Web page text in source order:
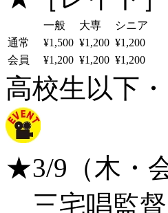
一般 大専
シニア
通常
¥1,500 ¥1,200 ¥1,200
会員
¥1,200 ¥1,200 ¥1,200
高校生以下
★3/9（木・
三宅唱監